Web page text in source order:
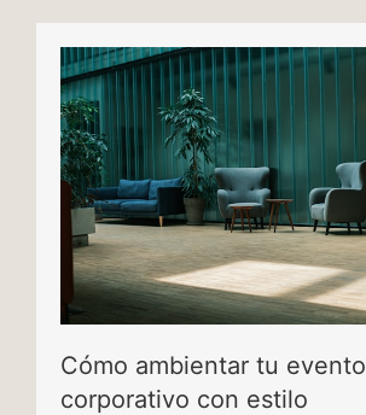
Cómo ambientar tu evento
corporativo con estilo